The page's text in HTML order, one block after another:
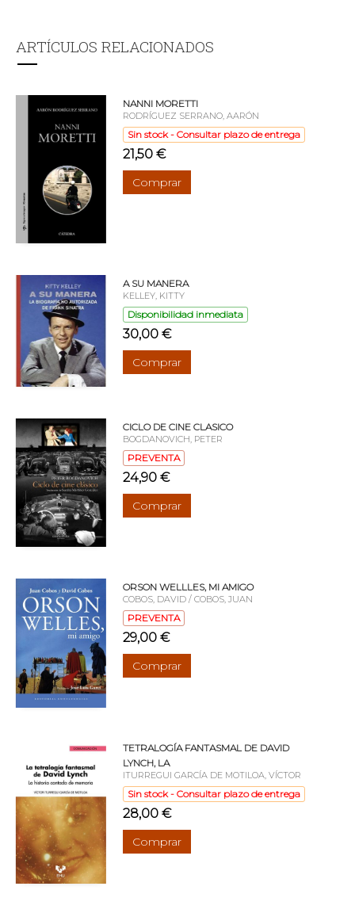
ARTÍCULOS RELACIONADOS
NANNI MORETTI
RODRÍGUEZ SERRANO, AARÓN
Sin stock - Consultar plazo de entrega
21,50 €
Comprar
A SU MANERA
KELLEY, KITTY
Disponibilidad inmediata
30,00 €
Comprar
CICLO DE CINE CLASICO
BOGDANOVICH, PETER
PREVENTA
24,90 €
Comprar
ORSON WELLLES, MI AMIGO
COBOS, DAVID / COBOS, JUAN
PREVENTA
29,00 €
Comprar
TETRALOGÍA FANTASMAL DE DAVID
LYNCH, LA
ITURREGUI GARCÍA DE MOTILOA, VÍCTOR
Sin stock - Consultar plazo de entrega
28,00 €
Comprar